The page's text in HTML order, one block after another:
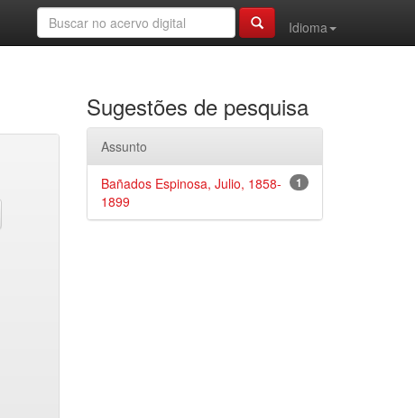
Idioma
Sugestões de pesquisa
Assunto
1
Bañados Espinosa, Julio, 1858-
1899